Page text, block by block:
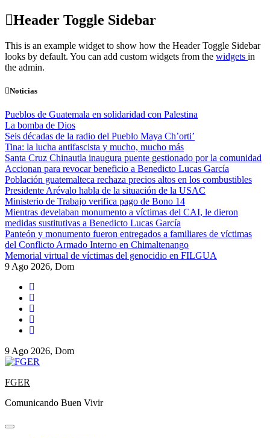
Skip
toHeader Toggle Sidebar
This is an example widget to show how the Header Toggle Sidebar
looks by default. You can add custom widgets from the widgets in
the admin.
Noticias
Pueblos de Guatemala en solidaridad con Palestina
La bomba de Dios
Seis décadas de la radio del Pueblo Maya Ch’orti’
Tina: la lucha antifascista y mucho, mucho más
Santa Cruz Chinautla inaugura puente gestionado por la comunidad
Accionan para revocar beneficio a Benedicto Lucas García
Población guatemalteca rechaza precios altos en los combustibles
Presidente Arévalo habla de la situación de la USAC
Ministerio de Trabajo verifica pago de Bono 14
Mientras develaban monumento a víctimas del CAI, le dieron
medidas sustitutivas a Benedicto Lucas García
Panteón y monumento fueron entregados a familiares de víctimas
del Conflicto Armado Interno en Chimaltenango
Memorial virtual de víctimas del genocidio en FILGUA
9 Ago 2026, Dom
9 Ago 2026, Dom
FGER
Comunicando Buen Vivir